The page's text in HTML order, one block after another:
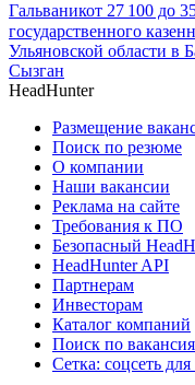
Гальваникот 27 100 до
государственного
Ульяновской области в
Сызган
HeadHunter
Размещение
Поиск по резюме
О компании
Наши вакансии
Реклама на сайте
Требования к ПО
Безопасный
HeadHunter API
Партнерам
Инвесторам
Каталог компаний
Поиск по
Сетка: соцсеть